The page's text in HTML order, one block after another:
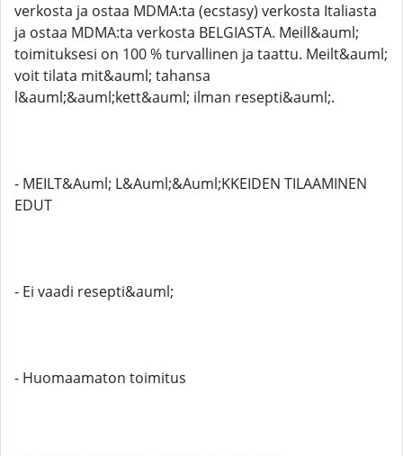
verkosta ja ostaa MDMA:ta (ecstasy) verkosta Italiasta
ja ostaa MDMA:ta verkosta BELGIASTA. Meill&auml;
toimituksesi on 100 % turvallinen ja taattu. Meilt&auml;
voit tilata mit&auml; tahansa
l&auml;&auml;kett&auml; ilman resepti&auml;.
- MEILT&Auml; L&Auml;&Auml;KKEIDEN TILAAMINEN
EDUT
- Ei vaadi resepti&auml;
- Huomaamaton toimitus